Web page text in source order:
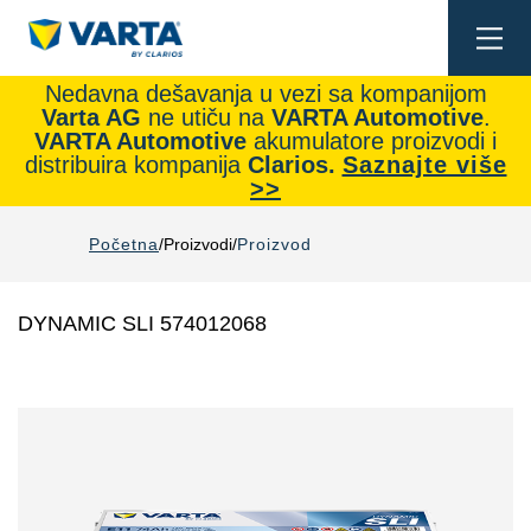
Nedavna dešavanja u vezi sa kompanijom
Varta AG ne utiču na VARTA Automotive.
VARTA Automotive akumulatore proizvodi i
distribuira kompanija Clarios. Saznajte više
>>
Početna Proizvodi Proizvod
DYNAMIC SLI 574012068